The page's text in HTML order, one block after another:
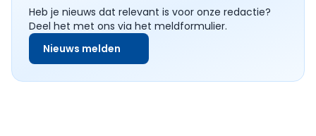
Heb je nieuws dat relevant is voor onze redactie?
Deel het met ons via het meldformulier.
Nieuws melden